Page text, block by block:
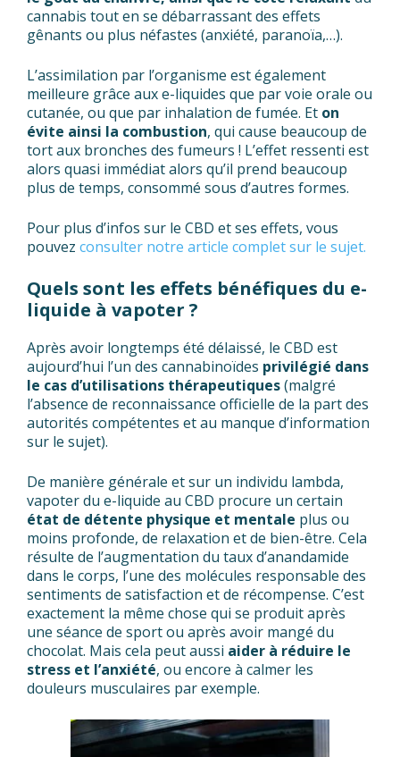
cannabis tout en se débarrassant des effets
gênants ou plus néfastes (anxiété, paranoïa,…).
L’assimilation par l’organisme est également
meilleure grâce aux e-liquides que par voie orale ou
cutanée, ou que par inhalation de fumée. Et on
évite ainsi la combustion, qui cause beaucoup de
tort aux bronches des fumeurs ! L’effet ressenti est
alors quasi immédiat alors qu’il prend beaucoup
plus de temps, consommé sous d’autres formes.
Pour plus d’infos sur le CBD et ses effets, vous
pouvez consulter notre article complet sur le sujet.
Quels sont les effets bénéfiques du e-
liquide à vapoter ?
Après avoir longtemps été délaissé, le CBD est
aujourd’hui l’un des cannabinoïdes privilégié dans
le cas d’utilisations thérapeutiques(malgré
l’absence de reconnaissance officielle de la part des
autorités compétentes et au manque d’information
sur le sujet).
De manière générale et sur un individu lambda,
vapoter du e-liquide au CBD procure un certain
état de détente physique et mentale plus ou
moins profonde, de relaxation et de bien-être. Cela
résulte de l’augmentation du taux d’anandamide
dans le corps, l’une des molécules responsable des
sentiments de satisfaction et de récompense. C’est
exactement la même chose qui se produit après
une séance de sport ou après avoir mangé du
chocolat. Mais cela peut aussi aider à réduire le
stress et l’anxiété, ou encore à calmer les
douleurs musculaires par exemple.